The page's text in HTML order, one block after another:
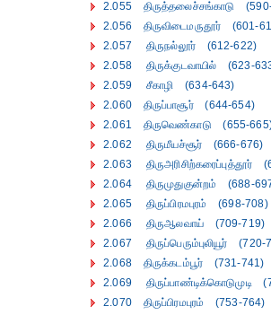
2.055 திருத்தலைச்சங்காடு
2.056 திருவிடைமருதூர் (601-
2.057 திருநல்லூர் (612-622)
2.058 திருக்குடவாயில் (623-
2.059 சீகாழி (634-643)
2.060 திருப்பாசூர் (644-654)
2.061 திருவெண்காடு (655-
2.062 திருமீயச்சூர் (666-676)
2.063 திருஅரிசிற்கரைப்புத்தூர்
2.064 திருமுதுகுன்றம் (688-
2.065 திருப்பிரமபுரம் (698-708)
2.066 திருஆலவாய் (709-719)
2.067 திருப்பெரும்புலியூர் (720-
2.068 திருக்கடம்பூர் (731-741)
2.069 திருப்பாண்டிக்கொடுமுடி
2.070 திருப்பிரமபுரம் (753-764)